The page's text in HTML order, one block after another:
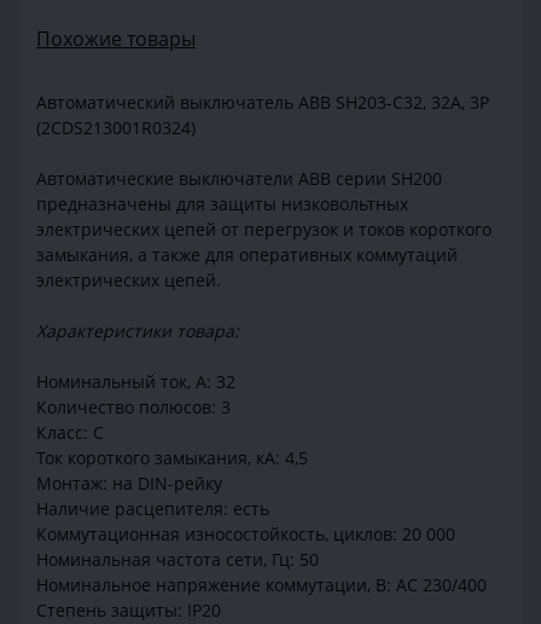
Похожие товары
Автоматический выключатель ABB SH203-C32, 32A, 3P
(2CDS213001R0324)
Автоматические выключатели ABB серии SH200
предназначены для защиты низковольтных
электрических цепей от перегрузок и токов короткого
замыкания, а также для оперативных коммутаций
электрических цепей.
Характеристики товара:
Номинальный ток, А: 32
Количество полюсов: 3
Класс: C
Ток короткого замыкания, кА: 4,5
Монтаж: на DIN-рейку
Наличие расцепителя: есть
Коммутационная износостойкость, циклов: 20 000
Номинальная частота сети, Гц: 50
Номинальное напряжение коммутации, В: AC 230/400
Степень защиты: IP20